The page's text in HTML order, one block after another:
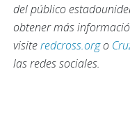
del público
obtener más
visiteredcross.orgo
las redes sociales.